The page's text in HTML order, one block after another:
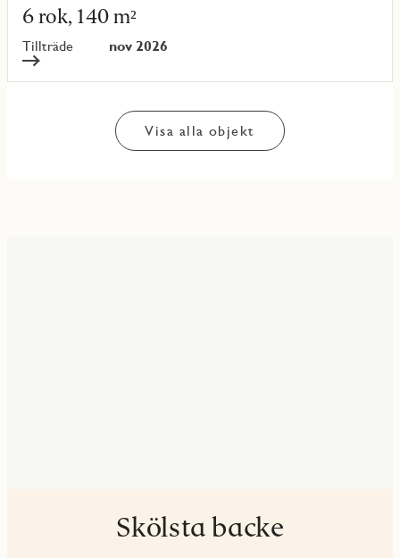
6 rok, 140 m²
Tillträde nov 2026
mer
om
objekt
{objectNumber}
Visa alla objekt
Skölsta backe